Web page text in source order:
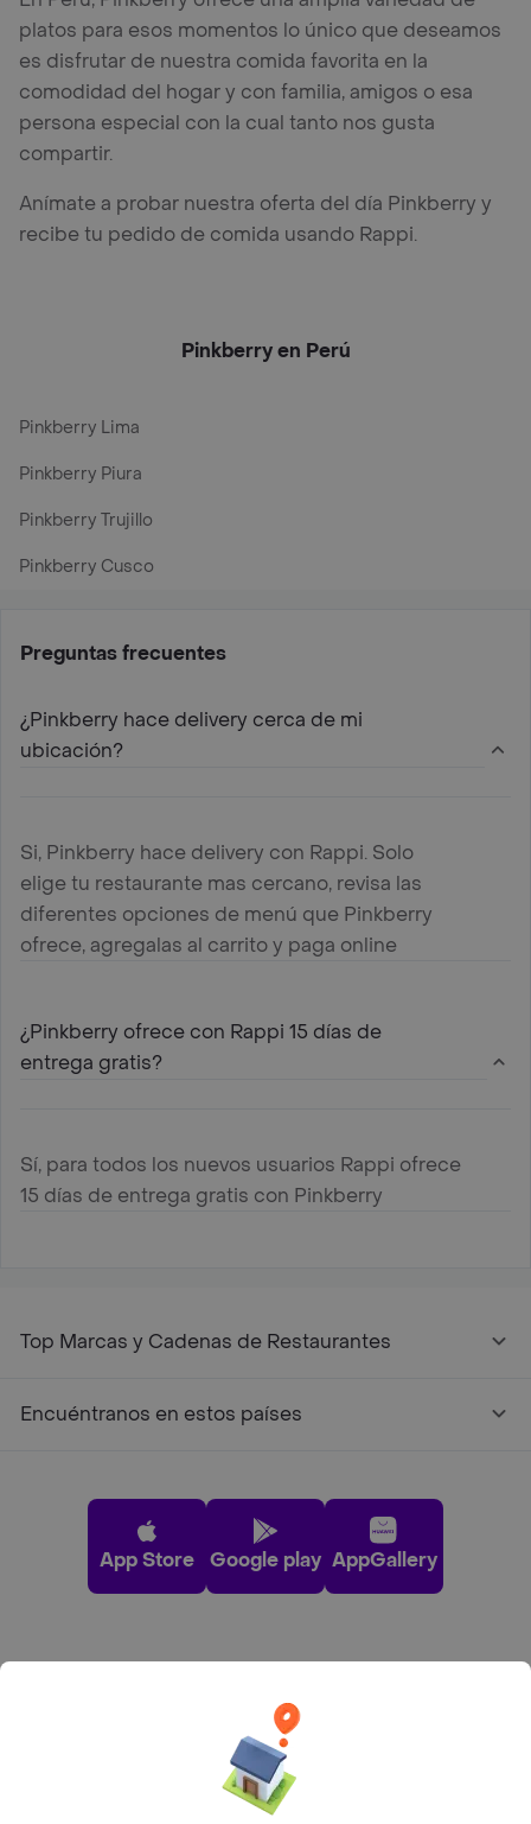
platos para esos momentos lo único que deseamos
es disfrutar de nuestra comida favorita en la
comodidad del hogar y con familia, amigos o esa
persona especial con la cual tanto nos gusta
compartir.
Anímate a probar nuestra oferta del día Pinkberry y
recibe tu pedido de comida usando Rappi.
Pinkberry en Perú
Pinkberry Lima
Pinkberry Piura
Pinkberry Trujillo
Pinkberry Cusco
Preguntas frecuentes
¿Pinkberry hace delivery cerca de mi
ubicación?
Si, Pinkberry hace delivery con Rappi. Solo
elige tu restaurante mas cercano, revisa las
diferentes opciones de menú que Pinkberry
ofrece, agregalas al carrito y paga online
¿Pinkberry ofrece con Rappi 15 días de
entrega gratis?
Sí, para todos los nuevos usuarios Rappi ofrece
15 días de entrega gratis con Pinkberry
Top Marcas y Cadenas de Restaurantes
Encuéntranos en estos países
App Store Google play AppGallery